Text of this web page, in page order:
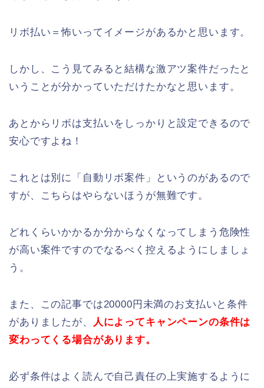
リボ払い＝怖いってイメージがあるかと思います。
しかし、こう見てみると結構な激アツ案件だったと
いうことが分かっていただけたかなと思います。
あとからリボは支払いをしっかりと設定できるので
安心ですよね！
これとは別に「自動リボ案件」というのがあるので
すが、こちらはやらないほうが無難です。
どれくらいかかるか分からなくなってしまう危険性
が高い案件ですのでなるべく控えるようにしましょ
う。
また、この記事では20000円未満のお支払いと条件
がありましたが、
人によってキャンペーンの条件は
変わってくる場合があります。
必ず条件はよく読んで自己責任の上実施するように